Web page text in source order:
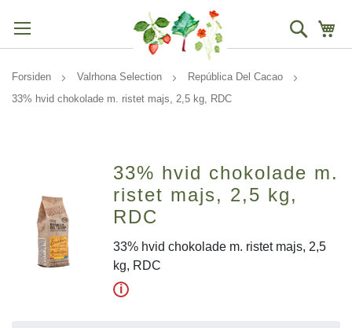
Søg
Forsiden Valrhona Selection
República Del Cacao
33% hvid chokolade m. ristet majs, 2,5 kg, RDC
33% hvid chokolade m.
ristet majs, 2,5 kg,
RDC
33% hvid chokolade m. ristet majs, 2,5
kg, RDC
i